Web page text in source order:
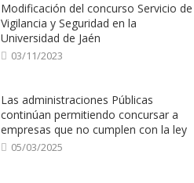
Modificación del concurso Servicio de
Vigilancia y Seguridad en la
Universidad de Jaén
03/11/2023
Las administraciones Públicas
continúan permitiendo concursar a
empresas que no cumplen con la ley
05/03/2025